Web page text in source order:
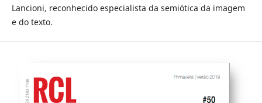
Lancioni, reconhecido especialista da semiótica da imagem
e do texto.